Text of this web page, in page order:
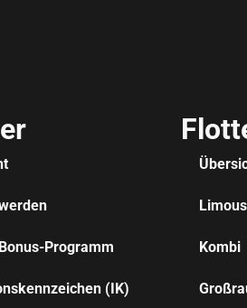
Programm
(IK)
Kombi